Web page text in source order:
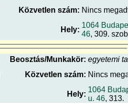
Közvetlen szám: Nincs
Hely:
1064
46, 309.
Beosztás/Munkakör: egyetemi
Közvetlen szám: Nincs
Hely:
1064
u. 46, 313.